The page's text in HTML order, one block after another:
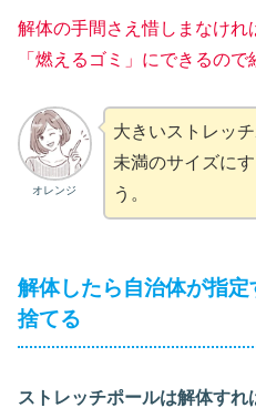
解体の手間さえ惜しまなけれ
「燃えるゴミ」にできるので
オレンジ
大きいストレッ
未満のサイズに
う。
解体したら自治体が指
捨てる
ストレッチポールは解体す